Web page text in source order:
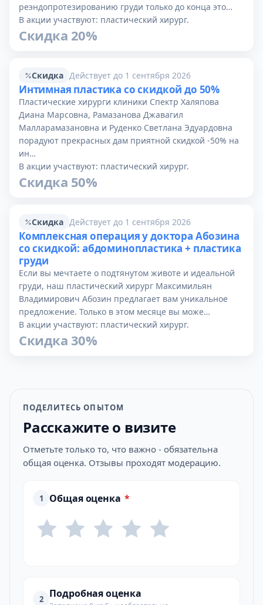
реэндопротезированию груди только до конца это…
В акции участвуют: пластический хирург.
Скидка 20%
Скидка Действует до 1 сентября 2026
Интимная пластика со скидкой до 50%
Пластические хирурги клиники Спектр Халяпова
Диана Марсовна, Рамазанова Джавагил
Малларамазановна и Руденко Светлана Эдуардовна
порадуют прекрасных дам приятной скидкой -50% на
ин…
В акции участвуют: пластический хирург.
Скидка 50%
Скидка Действует до 1 сентября 2026
Комплексная операция у доктора Абозина
со скидкой: абдоминопластика + пластика
груди
Если вы мечтаете о подтянутом животе и идеальной
груди, наш пластический хирург Максимильян
Владимирович Абозин предлагает вам уникальное
предложение. Только в этом месяце вы може…
В акции участвуют: пластический хирург.
Скидка 30%
ПОДЕЛИТЕСЬ ОПЫТОМ
Расскажите о визите
Отметьте только то, что важно - обязательна
общая оценка. Отзывы проходят модерацию.
1 Общая оценка *
2 Подробная оценка